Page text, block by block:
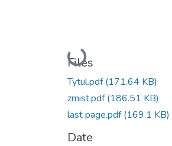
Loading...
Files
Tytul.pdf(171.64 KB)
zmist.pdf(186.51 KB)
last page.pdf(169.1 KB)
Date